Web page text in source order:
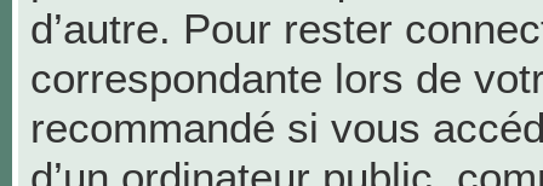
d’autre. Pour rester
correspondante lors de
recommandé si vous